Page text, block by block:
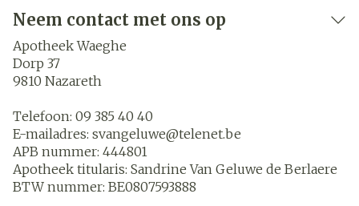
Neem contact met ons op
Apotheek Waeghe
Dorp 37
9810 Nazareth
Telefoon: 09 385 40 40
E-mailadres: svangeluwe@telenet.be
APB nummer: 444801
Apotheek titularis: Sandrine Van Geluwe de Berlaere
BTW nummer: BE0807593888